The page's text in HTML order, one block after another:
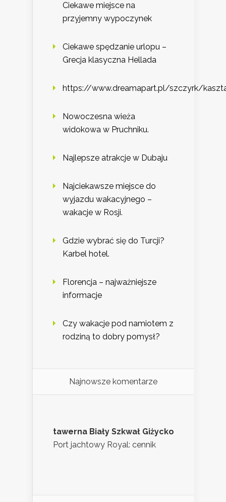
Ciekawe miejsce na
przyjemny wypoczynek
Ciekawe spędzanie urlopu –
Grecja klasyczna Hellada
https://www.dreamapart.pl/szczyrk/
Nowoczesna wieża
widokowa w Pruchniku.
Najlepsze atrakcje w Dubaju
Najciekawsze miejsce do
wyjazdu wakacyjnego –
wakacje w Rosji.
Gdzie wybrać się do Turcji?
Karbel hotel.
Florencja – najważniejsze
informacje
Czy wakacje pod namiotem z
rodziną to dobry pomysł?
Najnowsze komentarze
tawerna Biały Szkwał Giżycko
Port jachtowy Royal: cennik